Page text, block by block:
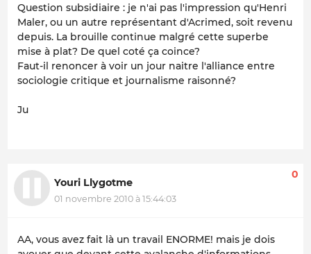
Question subsidiaire : je n'ai pas l'impression qu'Henri
Maler, ou un autre représentant d'Acrimed, soit revenu
depuis. La brouille continue malgré cette superbe
mise à plat? De quel coté ça coince?
Faut-il renoncer à voir un jour naitre l'alliance entre
sociologie critique et journalisme raisonné?
Ju
Youri Llygotme
01 novembre 2010 à 15:44:03
0
AA, vous avez fait là un travail ENORME! mais je dois